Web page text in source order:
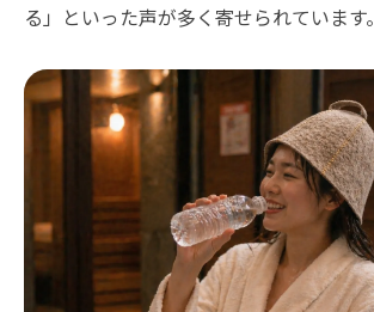
る」といった声が多く寄せられています。